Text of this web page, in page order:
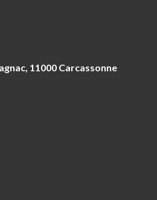
11000 Carcassonne